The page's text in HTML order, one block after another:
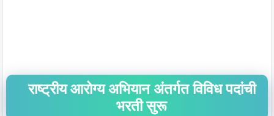
राष्ट्रीय आरोग्य अभियान अंतर्गत विविध पदांची
भरती सुरू